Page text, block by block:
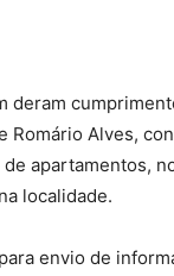
deram
Alves,
apartamentos,
localidade.
envio de